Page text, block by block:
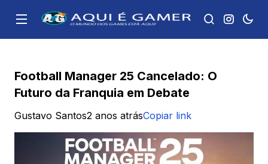
Football Manager 25 Cancelado: O
Futuro da Franquia em Debate
Gustavo Santos2 anos atrásCopiar link